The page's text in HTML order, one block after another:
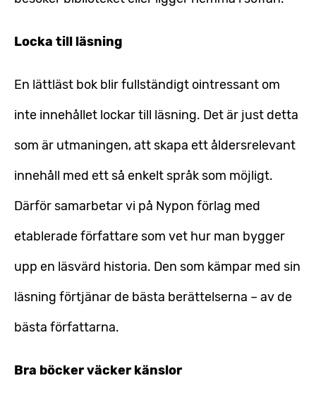
Locka till läsning
En lättläst bok blir fullständigt ointressant om
inte innehållet lockar till läsning. Det är just detta
som är utmaningen, att skapa ett åldersrelevant
innehåll med ett så enkelt språk som möjligt.
Därför samarbetar vi på Nypon förlag med
etablerade författare som vet hur man bygger
upp en läsvärd historia. Den som kämpar med sin
läsning förtjänar de bästa berättelserna – av de
bästa författarna.
Bra böcker väcker känslor